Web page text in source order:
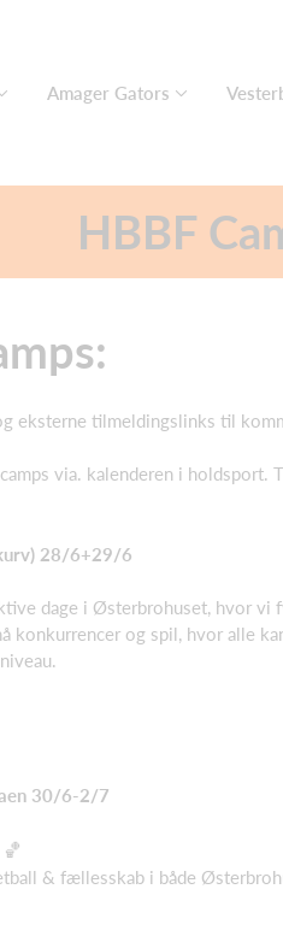
Amager Gators
HBBF
eksterne tilmeldingslinks til
via. kalenderen i
28/6+29/6
dage i Østerbrohuset, hvor vi
konkurrencer og spil, hvor alle
30/6-2/7
& fællesskab i både